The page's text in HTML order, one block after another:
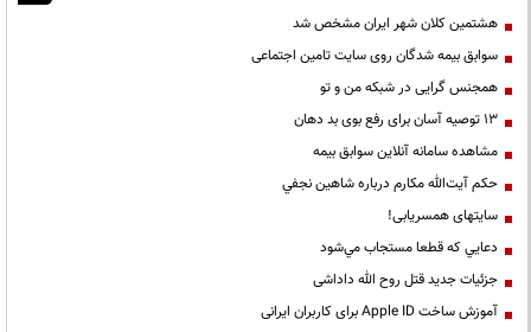
هشتمین کلان شهر ایران مشخص شد
سوابق بیمه شدگان روی سایت تامین اجتماعی
همجنس گرایی در شبکه من و تو
13 توصیه آسان برای رفع بوی بد دهان
مشاهده سامانه آنلاين سوابق بیمه
حكم آيت‌الله مكارم درباره شاهين نجفي
سایتهای همسریابی!
دعايي كه قطعا مستجاب مي‌شود
جزئیات جدید قتل روح الله داداشی
آموزش ساخت Apple ID برای کاربران ایرانی